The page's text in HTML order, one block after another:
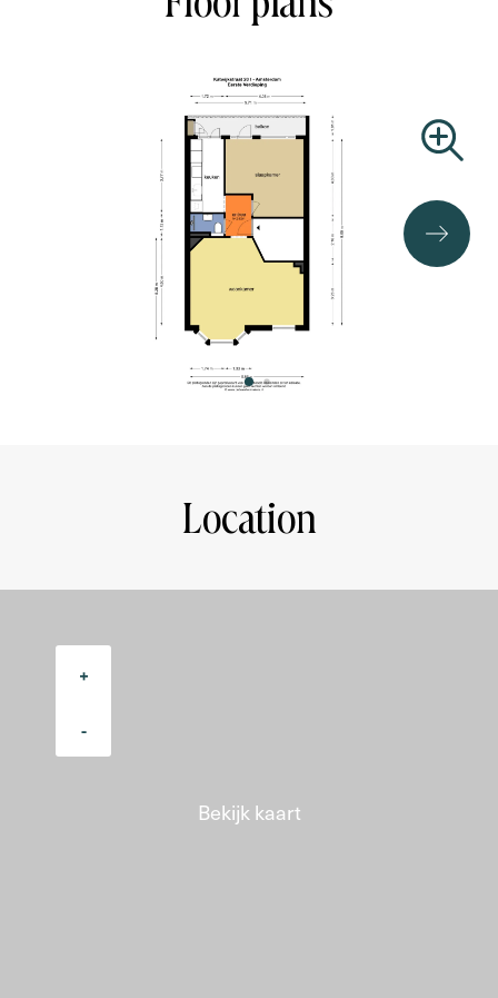
HOMEOWNERS' ASSOCIATION (VvE)
association) and this apartment right has a 56/214th
share. The VvE is self-managed and the monthly service
GO living area: 52m²
Building-related outdoor space: 5,9m²
SPECIAL FEATURES
- Located on private land, so there is no ground lease.
- Property renovated in 2021
- Delivery in consultation
This project information has been compiled with the
incompleteness, inaccuracy, or otherwise, or the
consequences thereof. The buyer has a duty to
seller's advisor. The NVM conditions apply
Location
Bekijk kaart
+
-